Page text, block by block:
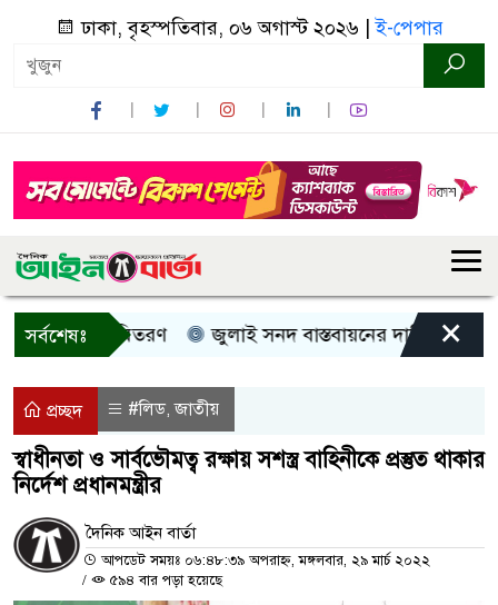
ঢাকা, বৃহস্পতিবার, ০৬ অগাস্ট ২০২৬ |ই-পেপার
সর্বশেষঃ
সহায়তা বিতরণ জুলাই সনদ বাস্তবায়নের দাবিতে ×
প্রচ্ছদ #লিড,জাতীয়
স্বাধীনতা ও সার্বভৌমত্ব রক্ষায় সশস্ত্র বাহিনীকে প্রস্তুত থাকার
নির্দেশ প্রধানমন্ত্রীর
দৈনিক আইন বার্তা
আপডেট সময়ঃ ০৬:৪৮:৩৯ অপরাহ্ন, মঙ্গলবার, ২৯ মার্চ ২০২২
/
৫৯৪ বার পড়া হয়েছে